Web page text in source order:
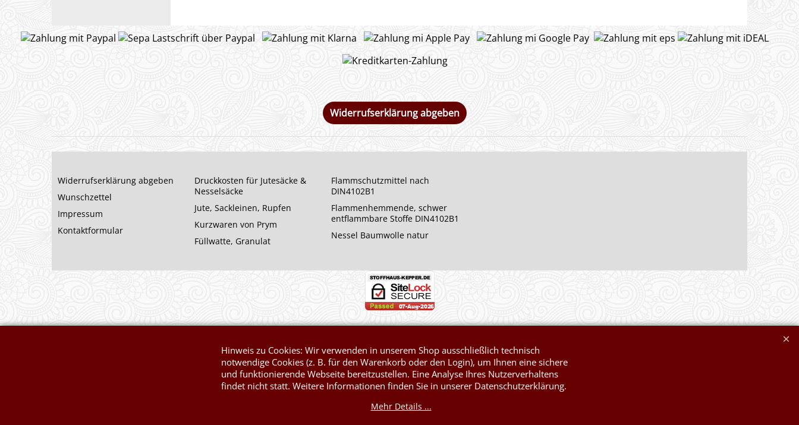
Widerrufserklärung abgeben
Widerrufserklärung abgeben
Wunschzettel
Impressum
Kontaktformular
Druckkosten für Jutesäcke &
Nesselsäcke
Jute, Sackleinen, Rupfen
Kurzwaren von Prym
Füllwatte, Granulat
Flammschutzmittel nach
DIN4102B1
Flammenhemmende, schwer
entflammbare Stoffe DIN4102B1
Nessel Baumwolle natur
Hinweis zu Cookies: Wir verwenden in unserem Shop ausschließlich technisch
notwendige Cookies (z. B. für den Warenkorb oder den Login), um Ihnen eine sichere
und funktionierende Webseite bereitzustellen. Eine Analyse Ihres Nutzerverhaltens
findet nicht statt. Weitere Informationen finden Sie in unserer Datenschutzerklärung.
Mehr Details ...